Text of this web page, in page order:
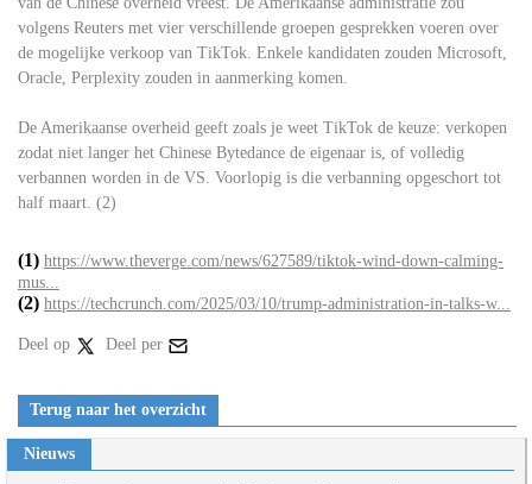
volgens Reuters met vier verschillende groepen gesprekken voeren over
de mogelijke verkoop van TikTok. Enkele kandidaten zouden Microsoft,
Oracle, Perplexity zouden in aanmerking komen.
De Amerikaanse overheid geeft zoals je weet TikTok de keuze: verkopen
zodat niet langer het Chinese Bytedance de eigenaar is, of volledig
verbannen worden in de VS. Voorlopig is die verbanning opgeschort tot
half maart. (2)
(1) https://www.theverge.com/news/627589/tiktok-wind-down-calming-
mus...
(2) https://techcrunch.com/2025/03/10/trump-administration-in-talks-w...
Deel op Deel per
Terug naar het overzicht
Nieuws